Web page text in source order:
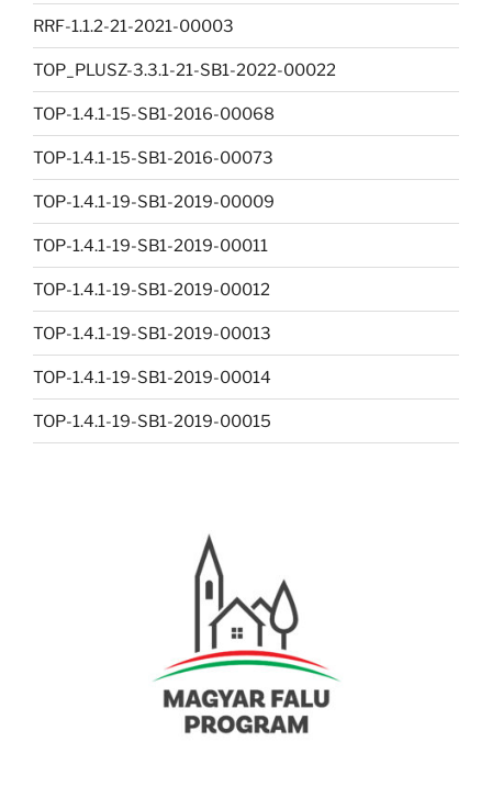
RRF-1.1.2-21-2021-00003
TOP_PLUSZ-3.3.1-21-SB1-2022-00022
TOP-1.4.1-15-SB1-2016-00068
TOP-1.4.1-15-SB1-2016-00073
TOP-1.4.1-19-SB1-2019-00009
TOP-1.4.1-19-SB1-2019-00011
TOP-1.4.1-19-SB1-2019-00012
TOP-1.4.1-19-SB1-2019-00013
TOP-1.4.1-19-SB1-2019-00014
TOP-1.4.1-19-SB1-2019-00015